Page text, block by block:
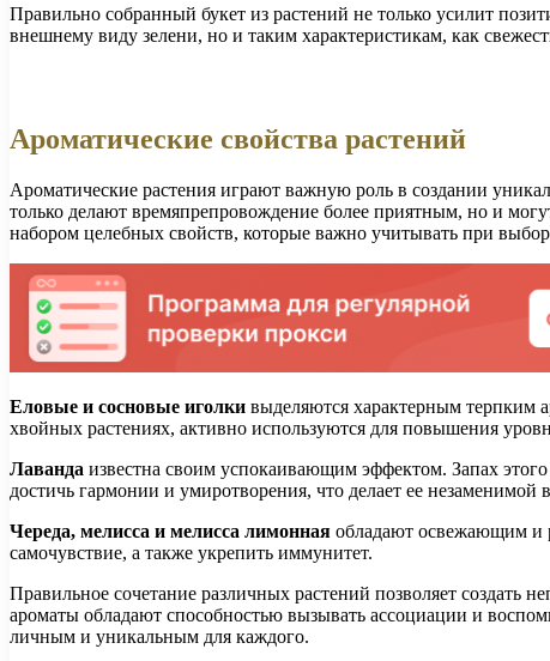
Правильно собранный букет из растений не только усилит
внешнему виду зелени, но и таким характеристикам, как
Ароматические свойства растений
Ароматические растения играют важную роль в создании
только делают времяпрепровождение более приятным, но и
набором целебных свойств, которые важно учитывать при
Еловые и сосновые иголки выделяются характерным терпким
хвойных растениях, активно используются для повышения
Лаванда известна своим успокаивающим эффектом. Запах
достичь гармонии и умиротворения, что делает ее незаменимой
Череда, мелисса и мелисса лимонная обладают освежающим и
самочувствие, а также укрепить иммунитет.
Правильное сочетание различных растений позволяет
ароматы обладают способностью вызывать ассоциации и
личным и уникальным для каждого.